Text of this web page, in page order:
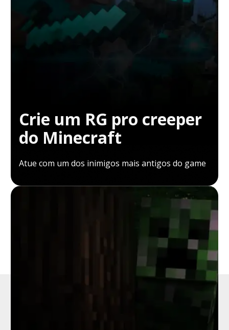
Crie um RG pro creeper
do Minecraft
Atue com um dos inimigos mais antigos do game